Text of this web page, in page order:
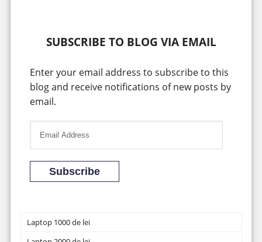
SUBSCRIBE TO BLOG VIA EMAIL
Enter your email address to subscribe to this
blog and receive notifications of new posts by
email.
l
d
Subscribe
Laptop 1000 de lei